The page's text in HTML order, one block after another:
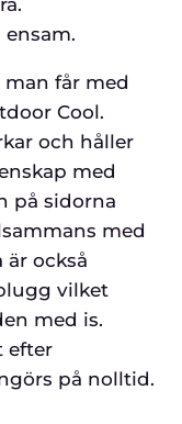
ensam.
får med
Cool.
och håller
med
på sidorna
med
är också
vilket
med is.
efter
på nolltid.